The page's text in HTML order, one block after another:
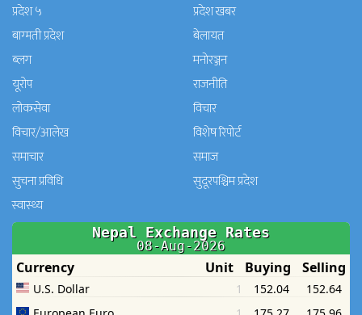
प्रदेश ५
प्रदेश खबर
बाग्मती प्रदेश
बेलायत
ब्लग
मनाेरञ्जन
यूरोप
राजनीति
लोकसेवा
विचार
विचार/आलेख
विशेष रिपोर्ट
समाचार
समाज
सुचना प्रविधि
सुदूरपश्चिम प्रदेश
स्वास्थ्य